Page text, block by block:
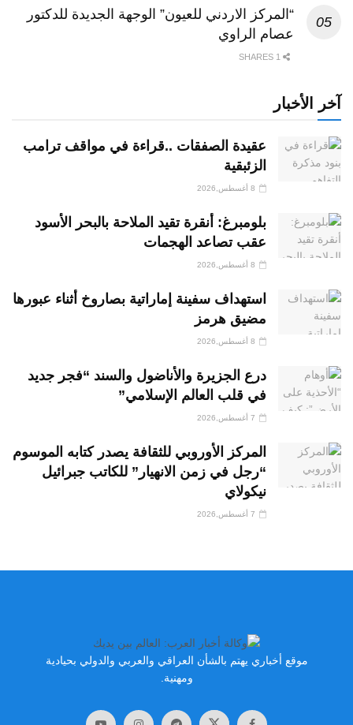
“المركز الاردني للعيون” الوجهة الجديدة للدكتور
عصام الراوي
آخر الأخبار
عقيدة الصفقات ..قراءة في مواقف ترامب
الزئبقية
بلومبرغ: أنقرة تقيد الملاحة بالبحر الأسود
عقب تصاعد الهجمات
استهداف سفينة إماراتية بصاروخ أثناء عبورها
مضيق هرمز
درع الجزيرة والأناضول والسند “فجر جديد
في قلب العالم الإسلامي”
المركز الأوروبي للثقافة يصدر كتابه الموسوم
“رجل في زمن الانهيار” للكاتب جبرائيل
نيكولاي
موقع أخباري يهتم بالشأن العراقي والعربي والدولي بحيادية
ومهنية.